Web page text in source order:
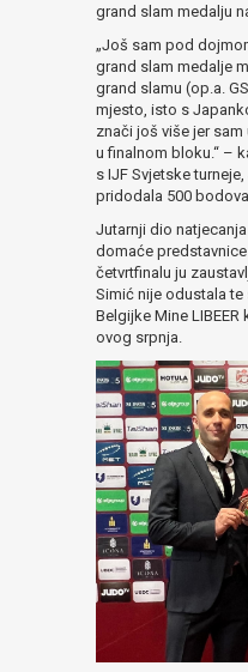
grand slam medalju
„Još sam pod
grand slam medalje
grand slamu (op.a.
mjesto, isto s
znači još više jer
u finalnom bloku.“ –
s IJF Svjetske
pridodala 500
Jutarnji dio
domaće predstavnice
četvrtfinalu ju
Simić nije odustala
Belgijke Mine
ovog srpnja.